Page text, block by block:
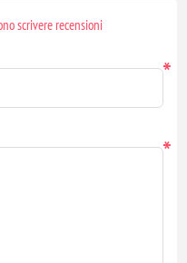
scrivere recensioni
*
*